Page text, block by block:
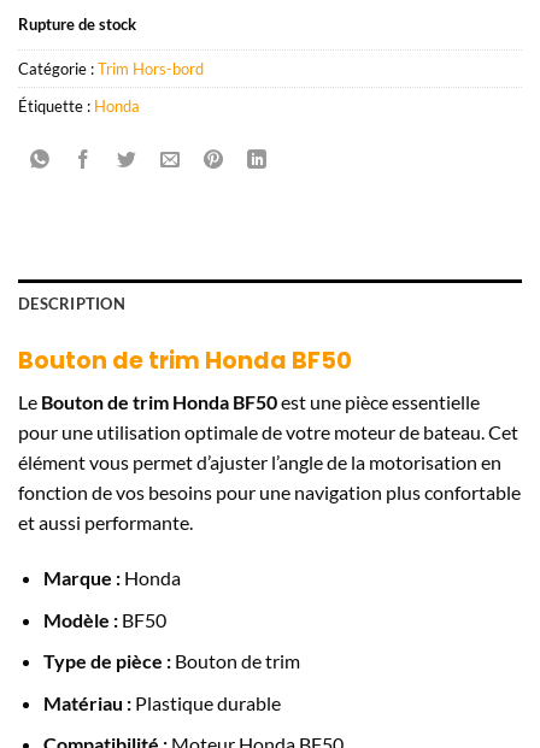
Rupture de stock
Catégorie :Trim Hors-bord
Étiquette : Honda
DESCRIPTION
Bouton de trim Honda BF50
Le Bouton de trim Honda BF50est une pièce essentielle
pour une utilisation optimale de votre moteur de bateau. Cet
élément vous permet d’ajuster l’angle de la motorisation en
fonction de vos besoins pour une navigation plus confortable
et aussi performante.
Marque :Honda
Modèle :BF50
Type de pièce :Bouton de trim
Matériau :Plastique durable